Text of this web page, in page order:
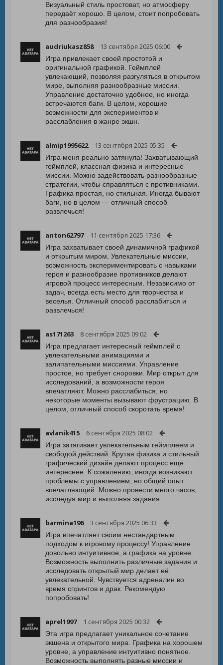
Визуальный стиль простоват, но атмосферу
передаёт хорошо. В целом, стоит попробовать
для разнообразия!
audriukasz858 13 сентября 2025 06:00
Игра привлекает своей простотой и
оригинальной графикой. Геймплей
увлекающий, позволяя разгуляться в открытом
мире, выполняя разнообразные миссии.
Управление достаточно удобное, но иногда
встречаются баги. В целом, хорошие
возможности для экспериментов и
расслабления в жанре экшн.
almip1995622 13 сентября 2025 05:35
Игра меня реально затянула! Захватывающий
геймплей, классная физика и интересные
миссии. Можно задействовать разнообразные
стратегии, чтобы справляться с противниками.
Графика простая, но стильная. Иногда бывают
баги, но в целом — отличный способ
развлечься!
anton62797 11 сентября 2025 17:36
Игра захватывает своей динамичной графикой
и открытым миром. Увлекательные миссии,
возможность экспериментировать с навыками
героя и разнообразие противников делают
игровой процесс интересным. Независимо от
задач, всегда есть место для творчества и
веселья. Отличный способ расслабиться и
развлечься!
as171263 8 сентября 2025 09:02
Игра предлагает интересный геймплей с
увлекательными анимациями и
залипательными миссиями. Управление
простое, но требует сноровки. Мир открыт для
исследований, а возможности героя
впечатляют. Можно расслабиться, но
некоторые моменты вызывают фрустрацию. В
целом, отличный способ скоротать время!
avlanik415 6 сентября 2025 08:02
Игра затягивает увлекательным геймплеем и
свободой действий. Крутая физика и стильный
графический дизайн делают процесс еще
интереснее. К сожалению, иногда возникают
проблемы с управлением, но общий опыт
впечатляющий. Можно провести много часов,
исследуя мир и выполняя задания.
barmina196 3 сентября 2025 06:33
Игра впечатляет своим нестандартным
подходом к игровому процессу! Управление
довольно интуитивное, а графика на уровне.
Возможность выполнить различные задания и
исследовать открытый мир делает её
увлекательной. Чувствуется адреналин во
время спринтов и драк. Рекомендую
попробовать!
aprel1997 1 сентября 2025 00:32
Эта игра предлагает уникальное сочетание
экшена и открытого мира. Графика на хорошем
уровне, а управление интуитивно понятное.
Возможность выполнять разные миссии и